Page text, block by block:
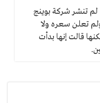
لم تنشر شركة بوينج
تعلن سعره ولا
قالت إنها بدأت